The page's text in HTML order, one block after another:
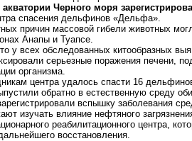
Черного моря
спасения дельфинов «Дельфа».
причин массовой гибели животных
Анапы и Туапсе.
у всех обследованных китообразных
серьезные поражения печени,
организма.
центра удалось спасти 16
обратно в естественную среду
вспышку заболевания
изучать влияние нефтяного
реабилитационного центра,
восстановления.